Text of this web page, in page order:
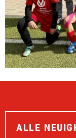
ALLE